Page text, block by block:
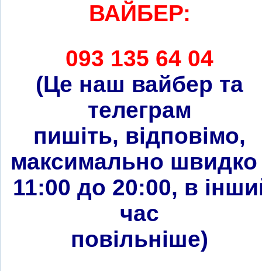
ВАЙБЕР:
093 135 64 04
(Це наш вайбер та
телеграм
пишіть, відповімо,
максимально швидко
11:00 до 20:00, в
час
повільніше)